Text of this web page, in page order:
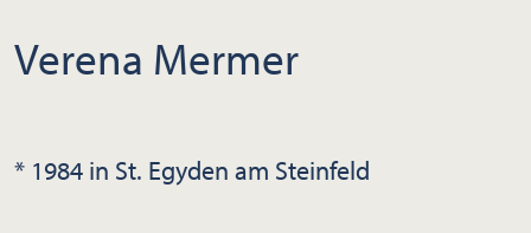
Verena Mermer
* 1984 in St. Egyden am Steinfeld